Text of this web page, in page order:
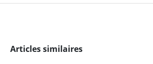
Articles similaires